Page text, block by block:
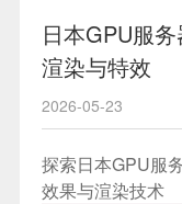
日本GPU服
渲染与特效
2026-05-23
探索日本GPU服
效果与渲染技术